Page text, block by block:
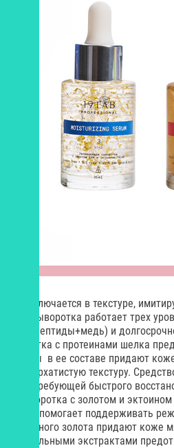
заключается в текстуре,
Сыворотка работает трех
(пептиды+медь) и
сыворотка с протеинами шелка
частицы в ее составе придают
бархатистую текстуру.
кожи, требующей быстрого
сыворотка с золотом и
Эктоин помогает поддерживать
сусального золота придают коже
растительными экстрактами